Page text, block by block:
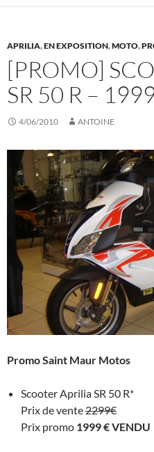
APRILIA,EN EXPOSITION,MOTO,
[PROMO]
SR 50 R –
4/06/2010 ANTOINE
Promo Saint Maur Motos
Scooter Aprilia SR 50 R*
Prix de vente2299€
Prix promo 1999 € VENDU